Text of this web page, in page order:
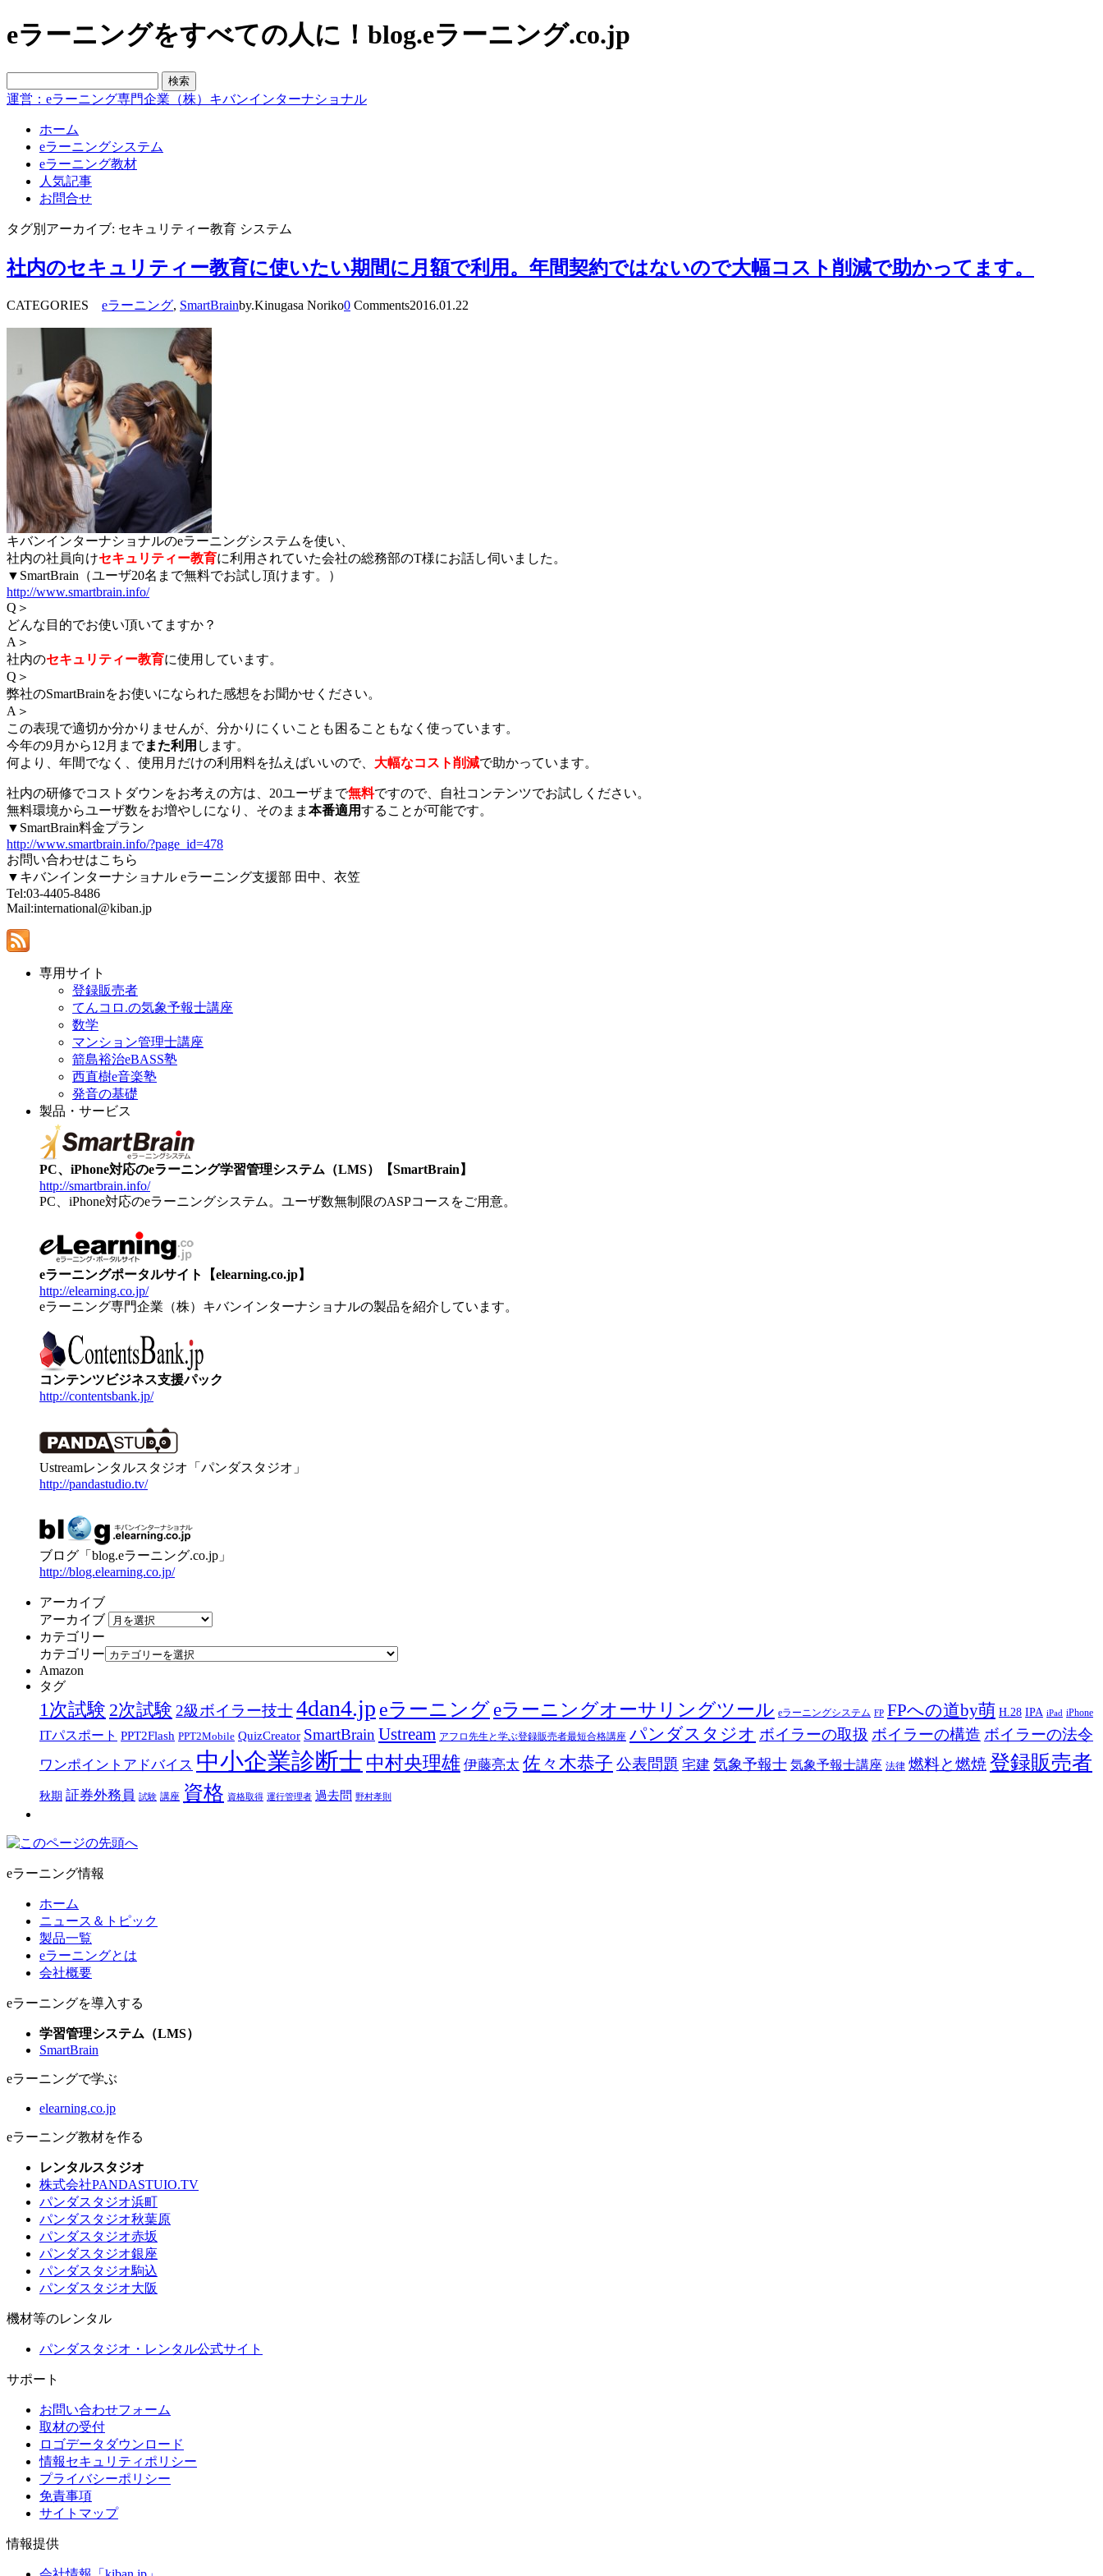
eラーニングをすべての人に！blog.eラーニング.co.jp
運営：eラーニング専門企業（株）キバンインターナショナル
ホーム
eラーニングシステム
eラーニング教材
人気記事
お問合せ
タグ別アーカイブ: セキュリティー教育 システム
社内のセキュリティー教育に使いたい期間に月額で利用。年間契約ではないので大幅コスト削減で助かってます。
CATEGORIES eラーニング, SmartBrainby.Kinugasa Noriko0 Comments2016.01.22
キバンインターナショナルのeラーニングシステムを使い、
社内の社員向けセキュリティー教育に利用されていた会社の総務部のT様にお話し伺いました。
▼SmartBrain（ユーザ20名まで無料でお試し頂けます。）
http://www.smartbrain.info/
Q＞
どんな目的でお使い頂いてますか？
A＞
社内のセキュリティー教育に使用しています。
Q＞
弊社のSmartBrainをお使いになられた感想をお聞かせください。
A＞
この表現で適切か分かりませんが、分かりにくいことも困ることもなく使っています。
今年の9月から12月までまた利用 します。
何より、年間でなく、使用月だけの利用料を払えばいいので、 大幅なコスト削減で助かっています。
社内の研修でコストダウンをお考えの方は、20ユーザまで無料ですので、自社コンテンツでお試しください。
無料環境からユーザ数をお増やしになり、そのまま 本番適用することが可能です。
▼SmartBrain料金プラン
http://www.smartbrain.info/?page_id=478
お問い合わせはこちら
▼キバンインターナショナル eラーニング支援部 田中、衣笠
Tel:03-4405-8486
Mail:international@kiban.jp
専用サイト
登録販売者
てんコロ.の気象予報士講座
数学
マンション管理士講座
箭島裕治eBASS塾
西直樹e音楽塾
発音の基礎
製品・サービス
PC、iPhone対応のeラーニング学習管理システム（LMS）【SmartBrain】
http://smartbrain.info/
PC、iPhone対応のeラーニングシステム。ユーザ数無制限のASPコースをご用意。
eラーニングポータルサイト【elearning.co.jp】
http://elearning.co.jp/
eラーニング専門企業（株）キバンインターナショナルの製品を紹介しています。
コンテンツビジネス支援パック
http://contentsbank.jp/
Ustreamレンタルスタジオ「パンダスタジオ」
http://pandastudio.tv/
ブログ「blog.eラーニング.co.jp」
http://blog.elearning.co.jp/
アーカイブ
アーカイブ
カテゴリー
カテゴリー
Amazon
タグ
1次試験 2次試験 2級ボイラー技士4dan4.jp eラーニング eラーニングオーサリングツール eラーニングシステム FP FPへの道by萌 H.28 IPA iPad iPhone
ITパスポート PPT2Flash PPT2Mobile QuizCreator SmartBrain Ustream アフロ先生と学ぶ登録販売者最短合格講座 パンダスタジオ ボイラーの取扱 ボイラーの構造 ボイラーの法令
ワンポイントアドバイス 中小企業診断士 中村央理雄 伊藤亮太 佐々木恭子 公表問題 宅建 気象予報士 気象予報士講座 法律 燃料と燃焼 登録販売者
秋期 証券外務員 試験 講座 資格 資格取得 運行管理者 過去問 野村孝則
eラーニング情報
ホーム
ニュース＆トピック
製品一覧
eラーニングとは
会社概要
eラーニングを導入する
学習管理システム（LMS）
SmartBrain
eラーニングで学ぶ
elearning.co.jp
eラーニング教材を作る
レンタルスタジオ
株式会社PANDASTUIO.TV
パンダスタジオ浜町
パンダスタジオ秋葉原
パンダスタジオ赤坂
パンダスタジオ銀座
パンダスタジオ駒込
パンダスタジオ大阪
機材等のレンタル
パンダスタジオ・レンタル公式サイト
サポート
お問い合わせフォーム
取材の受付
ロゴデータダウンロード
情報セキュリティポリシー
プライバシーポリシー
免責事項
サイトマップ
情報提供